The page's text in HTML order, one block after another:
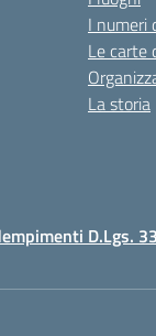
I numeri
Le carte
La storia
D.Lgs.